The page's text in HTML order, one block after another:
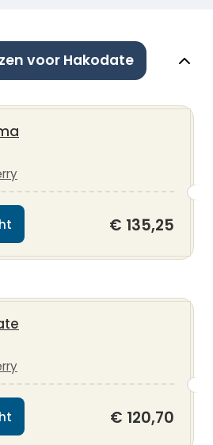
voor Hakodate
€ 135,25
€ 120,70